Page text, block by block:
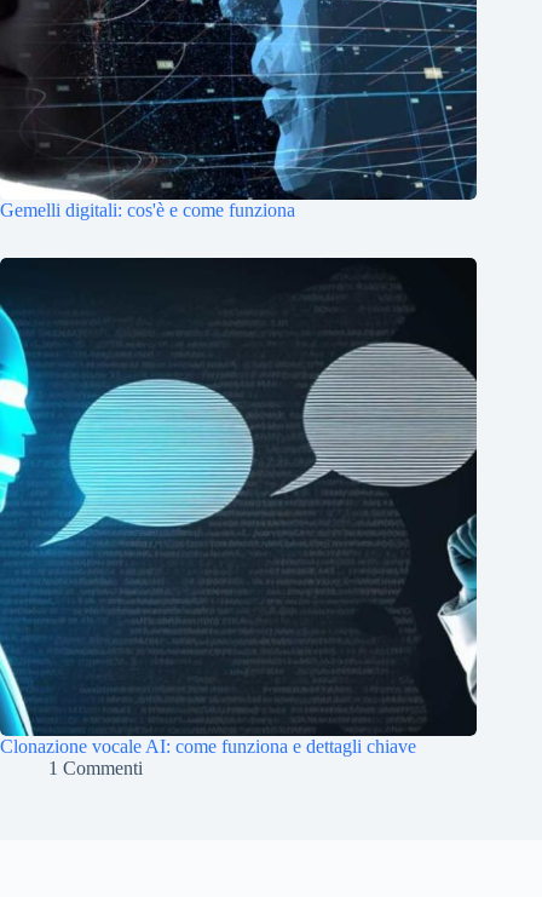
Gemelli digitali: cos'è e come funziona
Clonazione vocale AI: come funziona e dettagli chiave
1 Commenti